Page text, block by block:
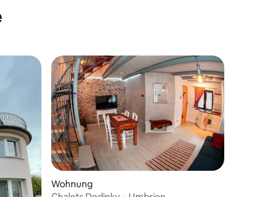
BewertungenWohnung